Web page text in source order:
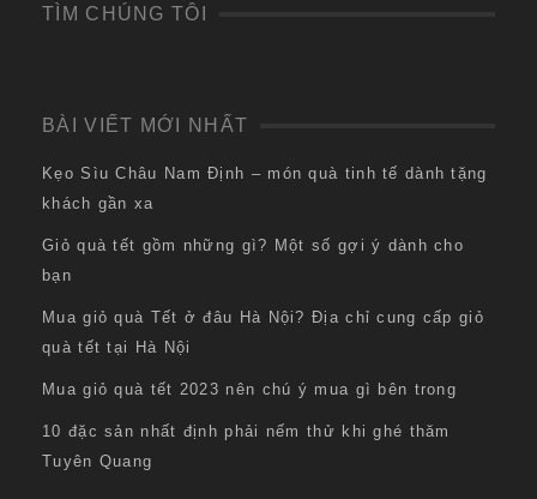
TÌM CHÚNG TÔI
BÀI VIẾT MỚI NHẤT
Kẹo Sìu Châu Nam Định – món quà tinh tế dành tặng
khách gần xa
Giỏ quà tết gồm những gì? Một số gợi ý dành cho
bạn
Mua giỏ quà Tết ở đâu Hà Nội? Địa chỉ cung cấp giỏ
quà tết tại Hà Nội
Mua giỏ quà tết 2023 nên chú ý mua gì bên trong
10 đặc sản nhất định phải nếm thử khi ghé thăm
Tuyên Quang